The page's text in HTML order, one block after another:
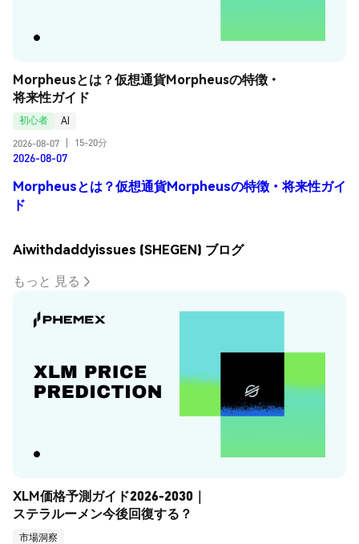
Morpheusとは？仮想通貨Morpheusの特徴・
将来性ガイド
初心者
AI
2026-08-07
15-20分
2026-08-07
Morpheusとは？仮想通貨Morpheusの特徴・将来性ガイ
ド
Aiwithdaddyissues (SHEGEN) ブログ
もっと 見る
XLM価格予測ガイド2026-2030｜
ステラルーメン今後回復する？
市場洞察